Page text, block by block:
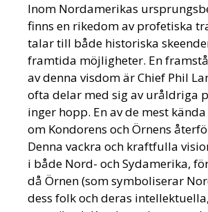
Inom Nordamerikas
finns en rikedom av profetiska
talar till både historiska
framtida möjligheter. En
av denna visdom är Chief Phil
ofta delar med sig av uråldriga
inger hopp. En av de mest
om Kondorens och Örnens
Denna vackra och kraftfulla
i både Nord- och Sydamerika,
då Örnen (som symboliserar
dess folk och deras